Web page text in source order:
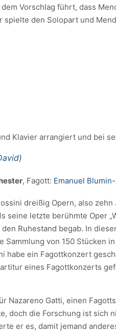
Vorschlag führt, dass
spielte den Solopart und
Klavier arrangiert und bei
, Fagott: Emanuel
dreißig Opern, also
seine letzte berühmte Oper
Ruhestand begab. In
von 150 Stücken
habe ein Fagottkonzert
eines Fagottkonzerts
Nazareno Gatti, einen
doch die Forschung ist sich
er es, damit jemand